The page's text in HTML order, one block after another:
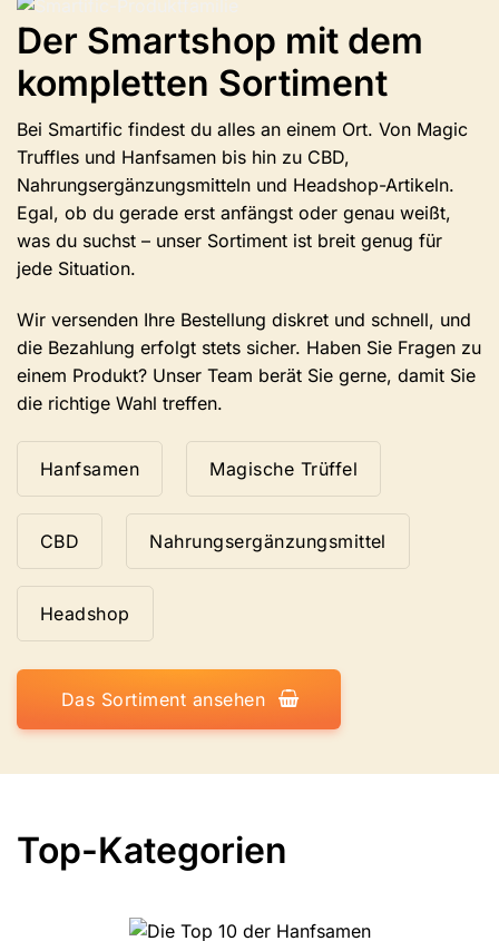
auf
Produktseite
werden.
Der Smartshop mit dem
kompletten Sortiment
Bei Smartific findest du alles an einem Ort. Von Magic
Truffles und Hanfsamen bis hin zu CBD,
Nahrungsergänzungsmitteln und Headshop-Artikeln.
Egal, ob du gerade erst anfängst oder genau weißt,
was du suchst – unser Sortiment ist breit genug für
jede Situation.
Wir versenden Ihre Bestellung diskret und schnell, und
die Bezahlung erfolgt stets sicher. Haben Sie Fragen zu
einem Produkt? Unser Team berät Sie gerne, damit Sie
die richtige Wahl treffen.
Hanfsamen Magische Trüffel
CBD Nahrungsergänzungsmittel
Headshop
Das Sortiment ansehen
Top-Kategorien